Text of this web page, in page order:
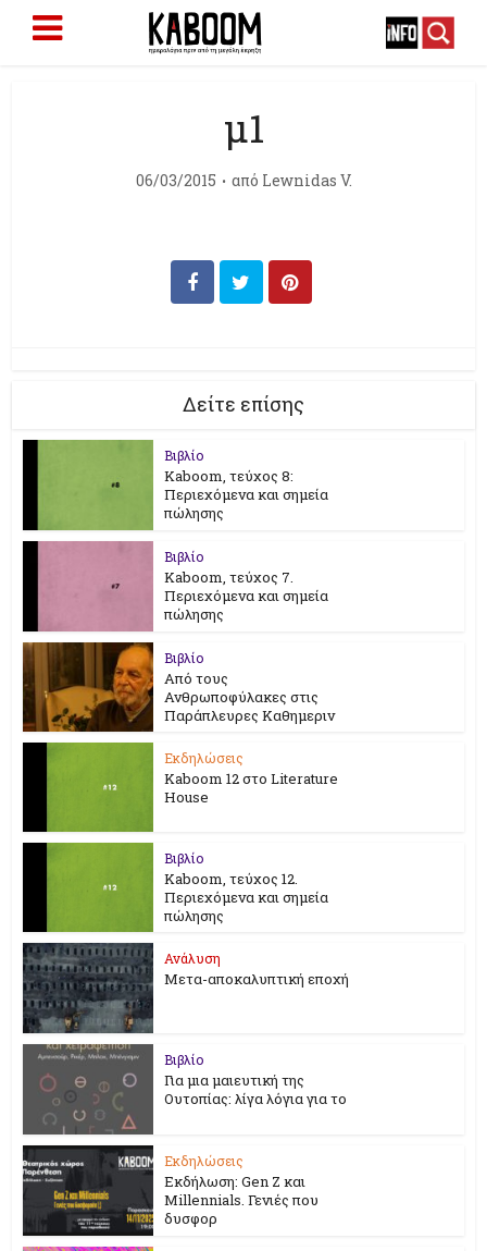
μ1
06/03/2015 από Lewnidas V.
Δείτε επίσης
Βιβλίο
Kaboom, τεύχος 8:
Περιεχόμενα και σημεία
πώλησης
Βιβλίο
Kaboom, τεύχος 7.
Περιεχόμενα και σημεία
πώλησης
Βιβλίο
Από τους
Ανθρωποφύλακες στις
Παράπλευρες Καθημεριν
Εκδηλώσεις
Kaboom 12 στο Literature
House
Βιβλίο
Kaboom, τεύχος 12.
Περιεχόμενα και σημεία
πώλησης
Ανάλυση
Μετα-αποκαλυπτική εποχή
Βιβλίο
Για μια μαιευτική της
Ουτοπίας: λίγα λόγια για το
Εκδηλώσεις
Εκδήλωση: Gen Z και
Millennials. Γενιές που
δυσφορ